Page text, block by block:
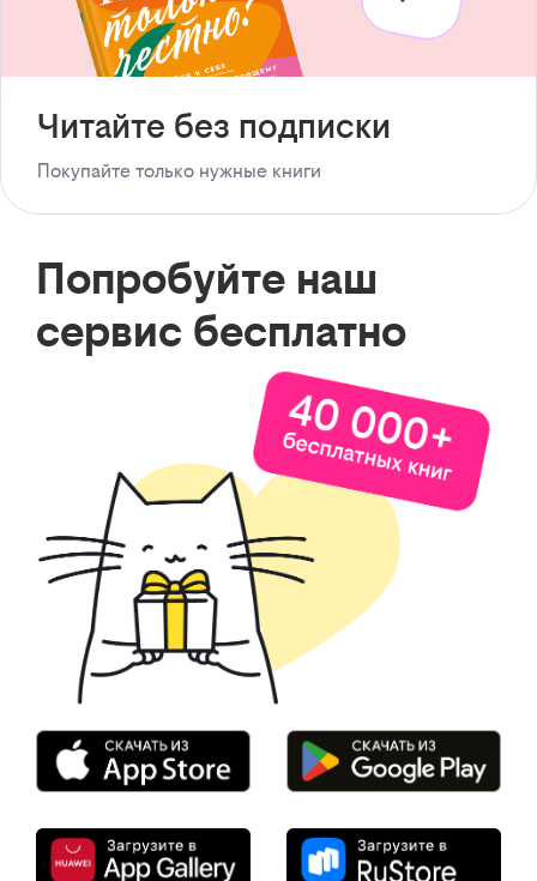
Читайте без подписки
Покупайте только нужные книги
Попробуйте наш
сервис бесплатно